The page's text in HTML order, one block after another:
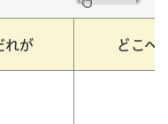
れが どこへ